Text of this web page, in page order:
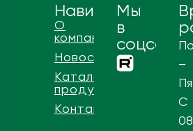
Навигация
О
компании
Новости
Каталог
продукции
Контакты
Мы
в
соцсетях
–
С